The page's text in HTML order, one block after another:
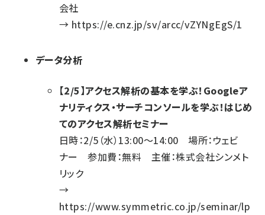
会社
→ https://e.cnz.jp/sv/arcc/vZYNgEgS/1
データ分析
【2/5】アクセス解析の基本を学ぶ！Googleア
ナリティクス・サーチコンソールを学ぶ！はじめ
てのアクセス解析セミナー
日時：2/5（水）13:00～14:00 場所：ウェビ
ナー 参加費：無料 主催：株式会社シンメト
リック
→
https://www.symmetric.co.jp/seminar/lp